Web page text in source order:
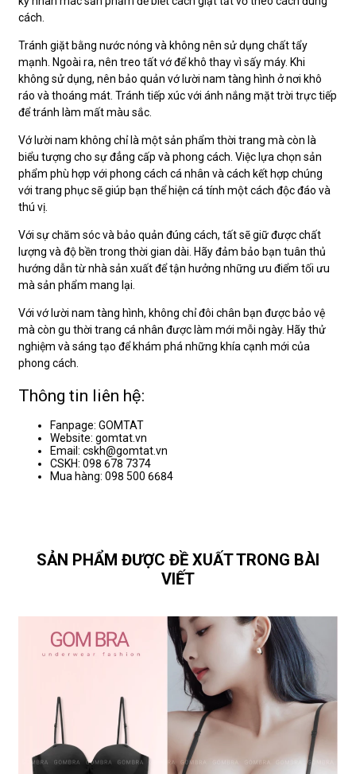
cách.
Tránh giặt bằng nước nóng và không nên sử dụng chất tẩy
mạnh. Ngoài ra, nên treo tất vớ để khô thay vì sấy máy. Khi
không sử dụng, nên bảo quản vớ lười nam tàng hình ở nơi khô
ráo và thoáng mát. Tránh tiếp xúc với ánh nắng mặt trời trực tiếp
để tránh làm mất màu sắc.
Vớ lười nam không chỉ là một sản phẩm thời trang mà còn là
biểu tượng cho sự đẳng cấp và phong cách. Việc lựa chọn sản
phẩm phù hợp với phong cách cá nhân và cách kết hợp chúng
với trang phục sẽ giúp bạn thể hiện cá tính một cách độc đáo và
thú vị.
Với sự chăm sóc và bảo quản đúng cách, tất sẽ giữ được chất
lượng và độ bền trong thời gian dài. Hãy đảm bảo bạn tuân thủ
hướng dẫn từ nhà sản xuất để tận hưởng những ưu điểm tối ưu
mà sản phẩm mang lại.
Với vớ lười nam tàng hình, không chỉ đôi chân bạn được bảo vệ
mà còn gu thời trang cá nhân được làm mới mỗi ngày. Hãy thử
nghiệm và sáng tạo để khám phá những khía cạnh mới của
phong cách.
Thông tin liên hệ:
Fanpage: GOMTAT
Website: gomtat.vn
Email: cskh@gomtat.vn
CSKH: 098 678 7374
Mua hàng: 098 500 6684
SẢN PHẨM ĐƯỢC ĐỀ XUẤT TRONG BÀI
VIẾT